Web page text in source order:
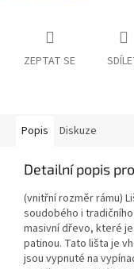
ZEPTAT SE
Popis Diskuze
Detailní popis
(vnitřní rozměr rámu)
soudobého i
masivní dřevo, které
patinou. Tato lišta je
jsou vypnuté na